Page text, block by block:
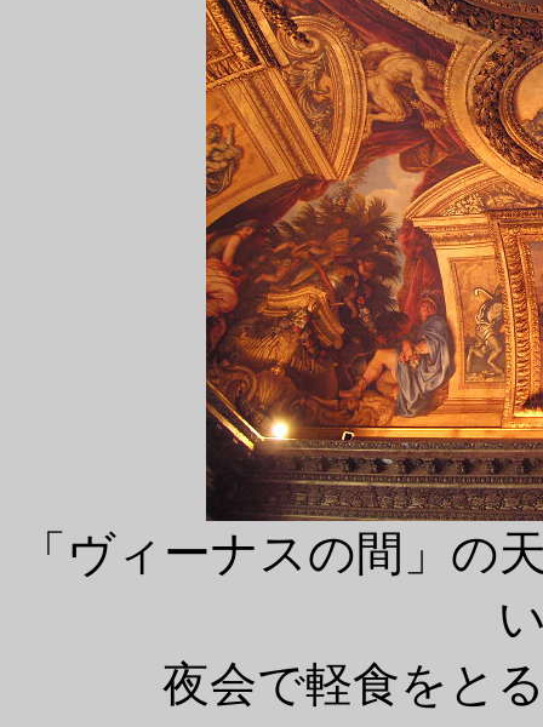
「ヴィーナスの間」の
夜会で軽食をと